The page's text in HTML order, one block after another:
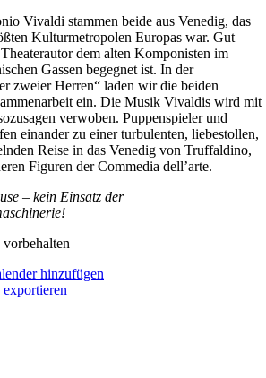
Vivaldi stammen beide aus Venedig, das
Kulturmetropolen Europas war. Gut
dem alten Komponisten im
Gassen begegnet ist. In der
zweier Herren“ laden wir die beiden
ein. Die Musik Vivaldis wird mit
verwoben. Puppenspieler und
einander zu einer turbulenten, liebestollen,
Reise in das Venedig von Truffaldino,
Figuren der Commedia dell’arte.
– kein Einsatz der
vorbehalten –
hinzufügen